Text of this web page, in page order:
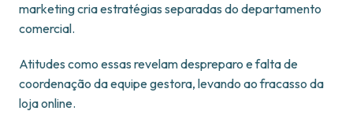
marketing cria estratégias separadas do departamento
comercial.
Atitudes como essas revelam despreparo e falta de
coordenação da equipe gestora, levando ao fracasso da
loja online.